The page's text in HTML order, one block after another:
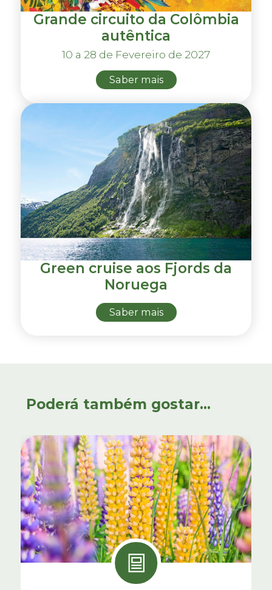
Grande circuito da Colômbia
autêntica
10 a 28 de Fevereiro de 2027
Saber mais
Green cruise aos Fjords da
Noruega
Saber mais
Poderá também gostar...